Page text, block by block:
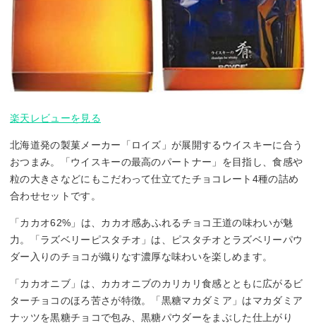
楽天レビューを見る
北海道発の製菓メーカー「ロイズ」が展開するウイスキーに合う
おつまみ。「ウイスキーの最高のパートナー」を目指し、食感や
粒の大きさなどにもこだわって仕立てたチョコレート4種の詰め
合わせセットです。
「カカオ62%」は、カカオ感あふれるチョコ王道の味わいが魅
力。「ラズベリーピスタチオ」は、ピスタチオとラズベリーパウ
ダー入りのチョコが織りなす濃厚な味わいを楽しめます。
「カカオニブ」は、カカオニブのカリカリ食感とともに広がるビ
ターチョコのほろ苦さが特徴。「黒糖マカダミア」はマカダミア
ナッツを黒糖チョコで包み、黒糖パウダーをまぶした仕上がり